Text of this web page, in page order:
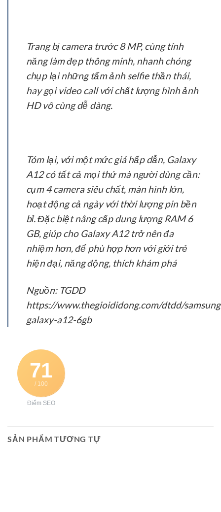
Trang bị camera trước 8 MP, cùng tính
năng làm đẹp thông minh, nhanh chóng
chụp lại những tấm ảnh selfie thần thái,
hay gọi video call với chất lượng hình ảnh
HD vô cùng dễ dàng.
Tóm lại, với một mức giá hấp dẫn, Galaxy
A12 có tất cả mọi thứ mà người dùng cần:
cụm 4 camera siêu chất, màn hình lớn,
hoạt động cả ngày với thời lượng pin bền
bỉ. Đặc biệt nâng cấp dung lượng RAM 6
GB, giúp cho Galaxy A12 trở nên đa
nhiệm hơn, để phù hợp hơn với giới trẻ
hiện đại, năng động, thích khám phá
Nguồn: TGDD
https://www.thegioididong.com/dtdd/
galaxy-a12-6gb
71
/ 100
Điểm SEO
SẢN PHẨM TƯƠNG TỰ